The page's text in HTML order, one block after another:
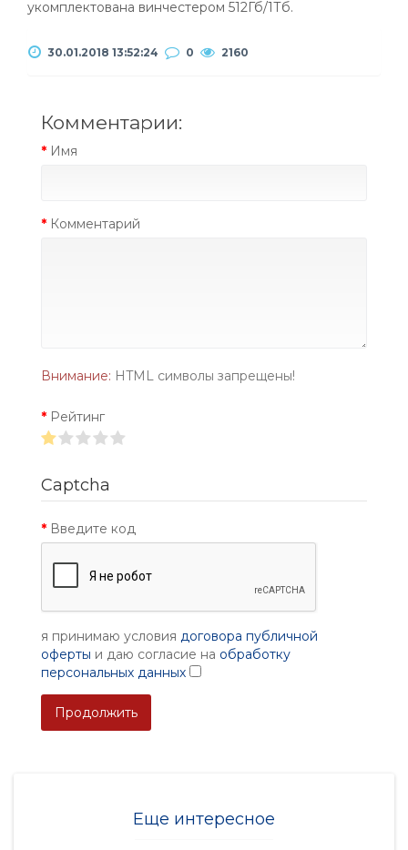
укомплектована винчестером 512Гб/1Тб.
30.01.2018 13:52:24 0 2160
Комментарии:
Имя
Комментарий
Внимание: HTML символы запрещены!
Рейтинг
Captcha
Введите код
я принимаю условия договора публичной
оферты и даю согласие на обработку
персональных данных
Продолжить
Еще интересное